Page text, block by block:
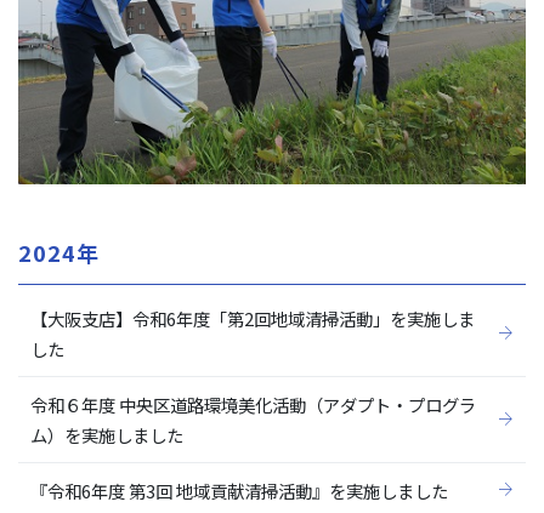
2024年
【大阪支店】令和6年度「第2回地域清掃活動」を実施しま
した
令和６年度 中央区道路環境美化活動（アダプト・プログラ
ム）を実施しました
『令和6年度 第3回 地域貢献清掃活動』を実施しました